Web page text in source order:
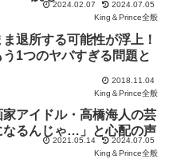
2024.02.07
2024.07.05
King＆Prince全般
退所する可能性が浮上！
1つのヤバすぎる問題と
2018.11.04
King＆Prince全般
アイドル・高橋海人の芸
なるんじゃ…」と心配の声
2021.05.14
2024.07.05
King＆Prince全般